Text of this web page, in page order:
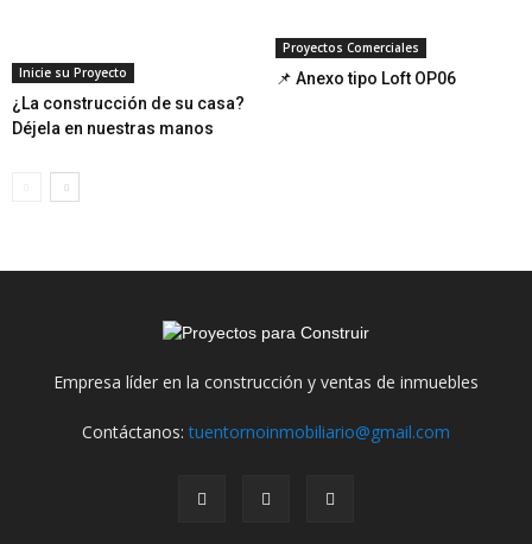
Inicie su Proyecto
¿La construcción de su casa?
Déjela en nuestras manos
Proyectos Comerciales
📌 Anexo tipo Loft OP06
Empresa líder en la construcción y ventas de inmuebles
Contáctanos:tuentornoinmobiliario@gmail.com